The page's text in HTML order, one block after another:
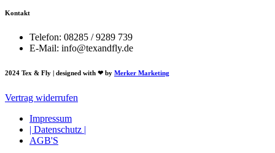
Kontakt
Telefon: 08285 / 9289 739
E-Mail: info@texandfly.de
2024 Tex & Fly | designed with ❤ by Merker Marketing
Vertrag widerrufen
Impressum
| Datenschutz |
AGB'S